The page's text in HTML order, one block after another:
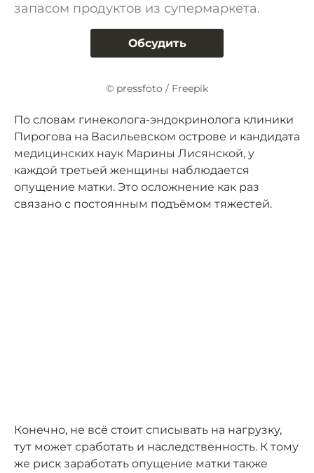
запасом продуктов из супермаркета.
Обсудить
© pressfoto / Freepik
По словам гинеколога-эндокринолога клиники
Пирогова на Васильевском острове и кандидата
медицинских наук Марины Лисянской, у
каждой третьей женщины наблюдается
опущение матки. Это осложнение как раз
связано с постоянным подъёмом тяжестей.
Конечно, не всё стоит списывать на нагрузку,
тут может сработать и наследственность. К тому
же риск заработать опущение матки также